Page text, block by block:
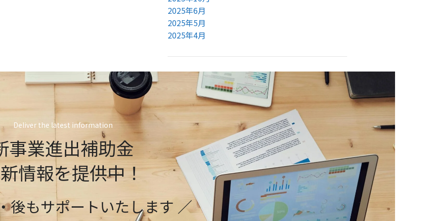
2025年6月
2025年5月
2025年4月
Deliver the latest information
事業進出補助金
情報を提供中！
後もサポートいたします ／